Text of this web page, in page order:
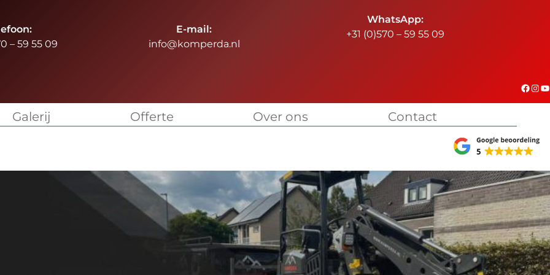
– 59 55 09
E-mail:
info@komperda.nl
WhatsApp:
+31 (0)570 – 59 55 09
# InstagramYouTube
Galerij Offerte Over ons Contact